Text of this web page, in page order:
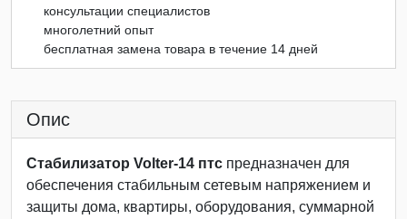
консультации специалистов
многолетний опыт
бесплатная замена товара в течение 14 дней
Опис
Стабилизатор Volter-14 птc предназначен для
обеспечения стабильным сетевым напряжением и
защиты дома, квартиры, оборудования, суммарной